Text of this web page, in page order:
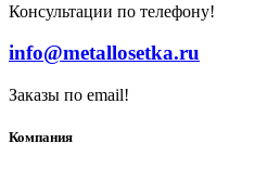
Консультации по телефону!
info@metallosetka.ru
Заказы по email!
Компания